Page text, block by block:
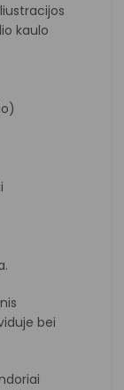
kaulo
bei